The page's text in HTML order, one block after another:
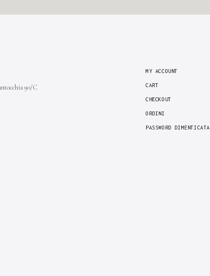
90/C
MY ACCOUNT
CART
CHECKOUT
ORDINI
PASSWORD DIMENTICATA